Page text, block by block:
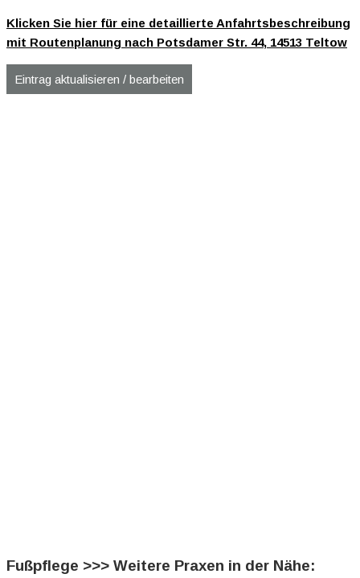
Klicken Sie hier für eine detaillierte Anfahrtsbeschreibung
mit Routenplanung nach Potsdamer Str. 44, 14513 Teltow
Fußpflege >>> Weitere Praxen in der Nähe: